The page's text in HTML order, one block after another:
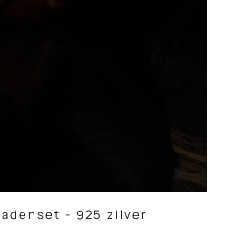
- 925 zilver